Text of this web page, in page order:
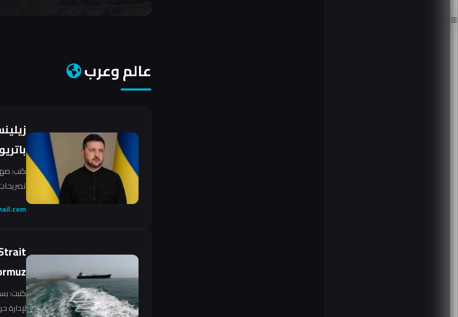
عالم وعرب
كتب:
كتبت:
لإدارة